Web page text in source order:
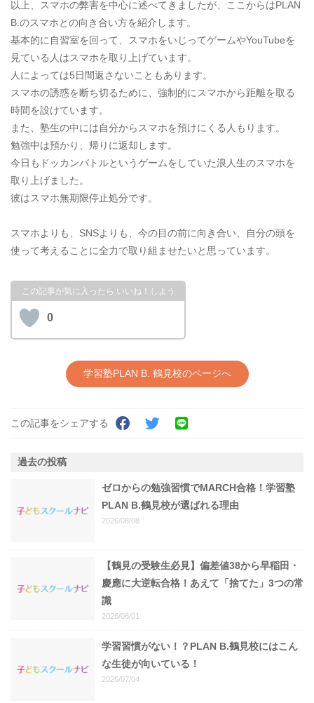
以上、スマホの弊害を中心に述べてきましたが、ここからはPLAN
B.のスマホとの向き合い方を紹介します。
基本的に自習室を回って、スマホをいじってゲームやYouTubeを
見ている人はスマホを取り上げています。
人によっては5日間返さないこともあります。
スマホの誘惑を断ち切るために、強制的にスマホから距離を取る
時間を設けています。
また、塾生の中には自分からスマホを預けにくる人もります。
勉強中は預かり、帰りに返却します。
今日もドッカンバトルというゲームをしていた浪人生のスマホを
取り上げました。
彼はスマホ無期限停止処分です。
スマホよりも、SNSよりも、今の目の前に向き合い、自分の頭を
使って考えることに全力で取り組ませたいと思っています。
0
学習塾PLAN B. 鶴見校のページへ
この記事をシェアする
過去の投稿
ゼロからの勉強習慣でMARCH合格！学習塾
PLAN B.鶴見校が選ばれる理由
2026/08/08
【鶴見の受験生必見】偏差値38から早稲田・
慶應に大逆転合格！あえて「捨てた」3つの常
識
2026/08/01
学習習慣がない！？PLAN B.鶴見校にはこん
な生徒が向いている！
2026/07/04